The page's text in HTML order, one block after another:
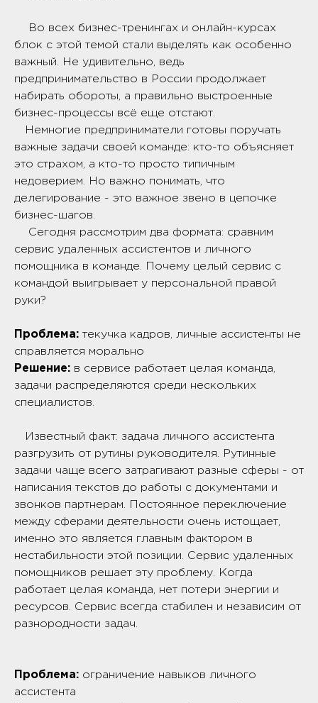
Во всех бизнес-тренингах и онлайн-курсах
блок с этой темой стали выделять как особенно
важный. Не удивительно, ведь
предпринимательство в России продолжает
набирать обороты, а правильно выстроенные
бизнес-процессы всё еще отстают.
Немногие предприниматели готовы поручать
важные задачи своей команде: кто-то объясняет
это страхом, а кто-то просто типичным
недоверием. Но важно понимать, что
делегирование - это важное звено в цепочке
бизнес-шагов.
Сегодня рассмотрим два формата: сравним
сервис удаленных ассистентов и личного
помощника в команде. Почему целый сервис с
командой выигрывает у персональной правой
руки?
Проблема: текучка кадров, личные ассистенты не
справляется морально
Решение: в сервисе работает целая команда,
задачи распределяются среди нескольких
специалистов.
Известный факт: задача личного ассистента
разгрузить от рутины руководителя. Рутинные
задачи чаще всего затрагивают разные сферы - от
написания текстов до работы с документами и
звонков партнерам. Постоянное переключение
между сферами деятельности очень истощает,
именно это является главным фактором в
нестабильности этой позиции. Сервис удаленных
помощников решает эту проблему. Когда
работает целая команда, нет потери энергии и
ресурсов. Сервис всегда стабилен и независим от
разнородности задач.
Проблема: ограничение навыков личного
ассистента